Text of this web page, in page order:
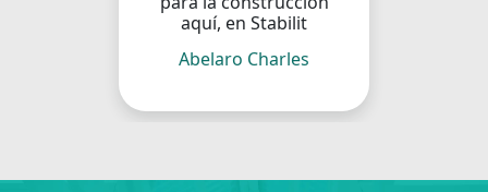
aquí, en Stabilit
Abelaro Charles